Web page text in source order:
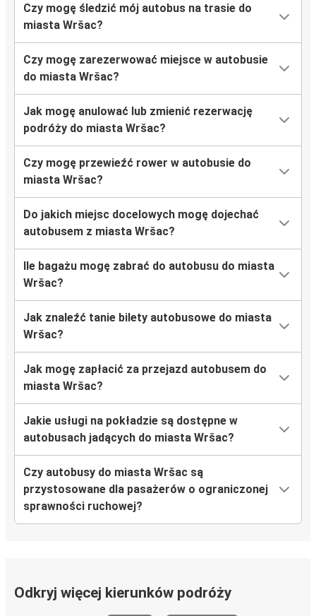
Czy mogę śledzić mój autobus na trasie do
miasta Wršac?
Czy mogę zarezerwować miejsce w autobusie
do miasta Wršac?
Jak mogę anulować lub zmienić rezerwację
podróży do miasta Wršac?
Czy mogę przewieźć rower w autobusie do
miasta Wršac?
Do jakich miejsc docelowych mogę dojechać
autobusem z miasta Wršac?
Ile bagażu mogę zabrać do autobusu do miasta
Wršac?
Jak znaleźć tanie bilety autobusowe do miasta
Wršac?
Jak mogę zapłacić za przejazd autobusem do
miasta Wršac?
Jakie usługi na pokładzie są dostępne w
autobusach jadących do miasta Wršac?
Czy autobusy do miasta Wršac są
przystosowane dla pasażerów o ograniczonej
sprawności ruchowej?
Odkryj więcej kierunków podróży